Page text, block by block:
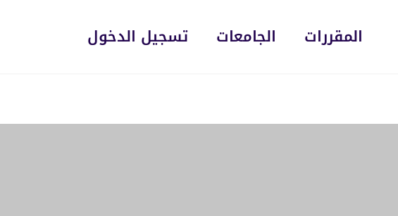
تسجيل الدخول الجامعات المقررات